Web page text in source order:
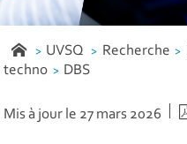
UVSQ Recherche
techno
DBS
Mis à jour le 27 mars 2026